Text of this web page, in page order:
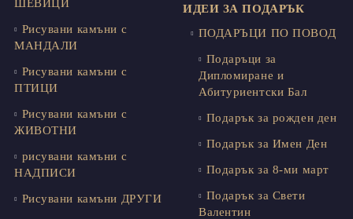
ШЕВИЦИ
Рисувани камъни с
МАНДАЛИ
Рисувани камъни с
ПТИЦИ
Рисувани камъни с
ЖИВОТНИ
рисувани камъни с
НАДПИСИ
Рисувани камъни ДРУГИ
ИДЕИ ЗА ПОДАРЪК
ПОДАРЪЦИ ПО ПОВОД
Подаръци за
Дипломиране и
Абитуриентски Бал
Подарък за рожден ден
Подарък за Имен Ден
Подарък за 8-ми март
Подарък за Свети
Валентин